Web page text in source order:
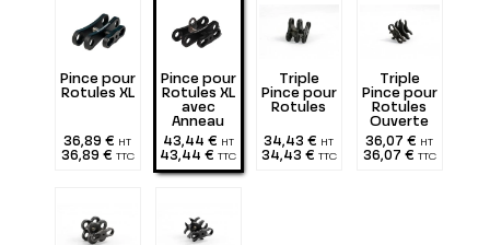
Pince pour
Rotules XL
36,89 € HT
36,89 € TTC
Pince pour
Rotules XL
avec
Anneau
pour
Bandoulière
43,44 € HT
43,44 €TTC
Triple
Pince pour
Rotules
34,43 € HT
34,43 € TTC
Triple
Pince pour
Rotules
Ouverte
36,07 € HT
36,07 € TTC